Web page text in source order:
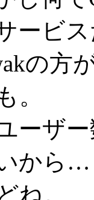
ービ
の方
。
ーザ
から…
ね。